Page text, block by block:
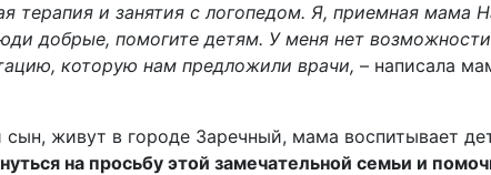
терапия и занятия с логопедом. Я, приемная мама
добрые, помогите детям. У меня нет возможности
которую нам предложили врачи, – написала
живут в городе Заречный, мама воспитывает
на просьбу этой замечательной семьи и